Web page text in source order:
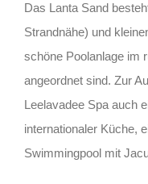
Das Lanta Sand
Strandnähe) und
schöne Poolanlage im
angeordnet sind. Zur
Leelavadee Spa auch
internationaler Küche,
Swimmingpool mit